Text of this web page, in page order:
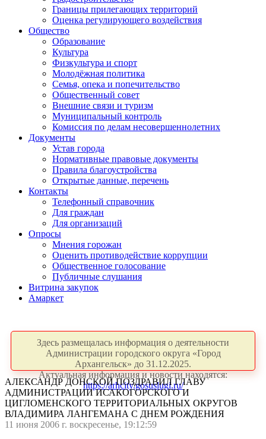
Границы прилегающих территорий
Оценка регулирующего воздействия
Общество
Образование
Культура
Физкультура и спорт
Молодёжная политика
Семья, опека и попечительство
Общественный совет
Внешние связи и туризм
Муниципальный контроль
Комиссия по делам несовершеннолетних
Документы
Устав города
Нормативные правовые документы
Правила благоустройства
Открытые данные, перечень
Контакты
Телефонный справочник
Для граждан
Для организаций
Опросы
Мнения горожан
Оценить противодействие коррупции
Общественное голосование
Публичные слушания
Витрина закупок
Амаркет
Здесь размещалась информация о деятельности
Администрации городского округа «Город
Архангельск» до 31.12.2025.
Актуальная информация и новости находятся:
https://arhcity.gosuslugi.ru/
АЛЕКСАНДР ДОНСКОЙ ПОЗДРАВИЛ ГЛАВУ
АДМИНИСТРАЦИИ ИСАКОГОРСКОГО И
ЦИГЛОМЕНСКОГО ТЕРРИТОРИАЛЬНЫХ ОКРУГОВ
ВЛАДИМИРА ЛАНГЕМАНА С ДНЕМ РОЖДЕНИЯ
11 июня 2006 г. воскресенье, 19:12:59